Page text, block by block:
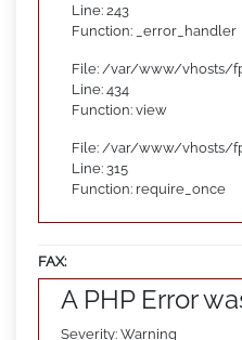
Line: 243
Function: _error_handler
File: /var/www/vhosts/
Line: 434
Function: view
File: /var/www/vhosts/
Line: 315
Function: require_once
FAX:
A PHP Error
Severity: Warning